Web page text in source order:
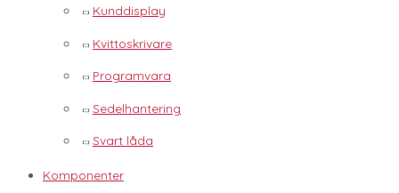
Kunddisplay
Kvittoskrivare
Programvara
Sedelhantering
Svart låda
Komponenter